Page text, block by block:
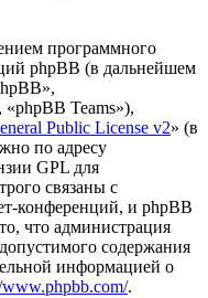
программного
phpBB (в дальнейшем
Teams»),
Public License v2» (в
по адресу
GPL для
связаны с
конференций, и phpBB
что администрация
содержания
информацией о
www.phpbb.com/.